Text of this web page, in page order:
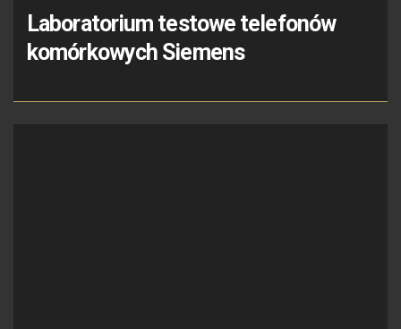
Laboratorium testowe telefonów
komórkowych Siemens